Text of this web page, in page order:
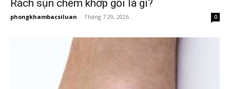
Rách sụn chêm khớp gối là gì?
phongkhambacsiluan - Tháng 7 29, 2026 0